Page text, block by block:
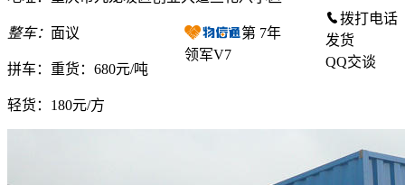
整车： 面议
拼车： 重货：680元/吨
轻货： 180元/方
第 7年
领军V7
拨打电话
发货
QQ交谈